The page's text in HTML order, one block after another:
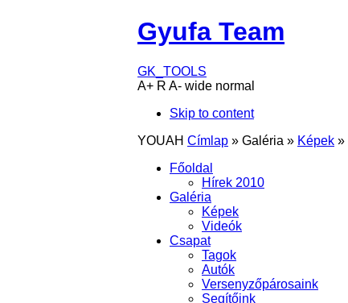
Gyufa Team
GK_TOOLS
A+ R A- wide normal
Skip to content
YOUAH Címlap » Galéria » Képek »
Főoldal
Hírek 2010
Galéria
Képek
Videók
Csapat
Tagok
Autók
Versenyzőpárosaink
Segítőink